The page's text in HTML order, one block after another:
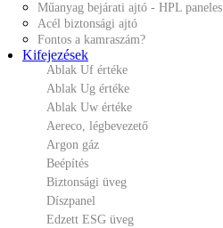
Műanyag bejárati ajtó - HPL paneles
Acél biztonsági ajtó
Fontos a kamraszám?
Kifejezések
Ablak Uf értéke
Ablak Ug értéke
Ablak Uw értéke
Aereco, légbevezető
Argon gáz
Beépítés
Biztonsági üveg
Díszpanel
Edzett ESG üveg